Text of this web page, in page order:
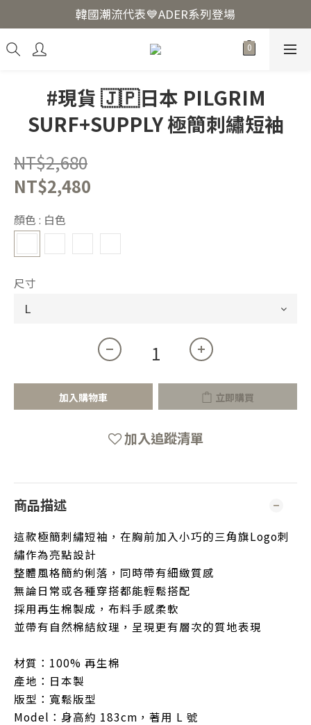
韓國爆紅🔥LUODIN Y2K相機📷
韓國潮流代表💙ADER系列登場
韓國爆紅🔥LUODIN Y2K相機📷
#現貨 🇯🇵日本 PILGRIM
SURF+SUPPLY 極簡刺繡短袖
NT$2,680
NT$2,480
顏色 : 白色
尺寸
加入購物車 立即購買
加入追蹤清單
商品描述
這款極簡刺繡短袖，在胸前加入小巧的三角旗Logo刺
繡作為亮點設計
整體風格簡約俐落，同時帶有細緻質感
無論日常或各種穿搭都能輕鬆搭配
採用再生棉製成，布料手感柔軟
並帶有自然棉結紋理，呈現更有層次的質地表現
材質：100% 再生棉
產地：日本製
版型：寬鬆版型
Model：身高約 183cm，著用 L 號